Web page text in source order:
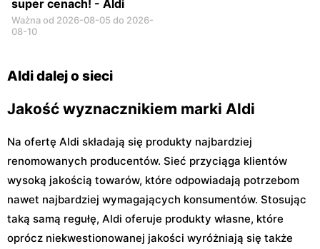
super cenach! - Aldi
Ważna od 2026-08-05 do 2026-
08-10
Aldi dalej o sieci
Jakość wyznacznikiem marki Aldi
Na ofertę Aldi składają się produkty najbardziej
renomowanych producentów. Sieć przyciąga klientów
wysoką jakością towarów, które odpowiadają potrzebom
nawet najbardziej wymagających konsumentów. Stosując
taką samą regułę, Aldi oferuje produkty własne, które
oprócz niekwestionowanej jakości wyróżniają się także